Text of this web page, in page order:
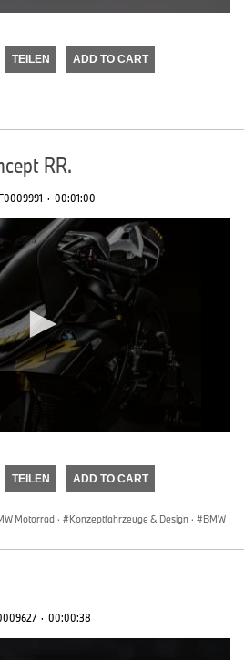
TEILEN ADD TO CART
RR.
· 00:01:00
TEILEN ADD TO CART
Motorrad · Konzeptfahrzeuge & Design · BMW
· 00:00:38